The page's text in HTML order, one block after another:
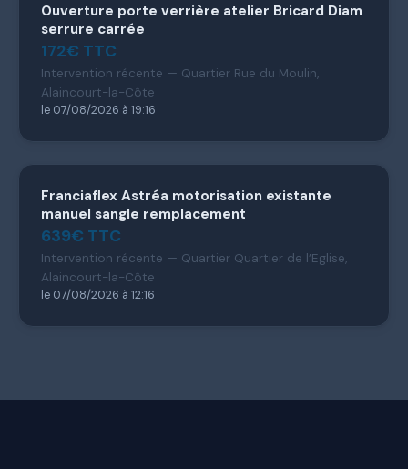
Ouverture porte verrière atelier Bricard Diam
serrure carrée
172€ TTC
Intervention récente — Quartier Rue du Moulin,
Alaincourt-la-Côte
le 07/08/2026 à 19:16
Franciaflex Astréa motorisation existante
manuel sangle remplacement
639€ TTC
Intervention récente — Quartier Quartier de l’Eglise,
Alaincourt-la-Côte
le 07/08/2026 à 12:16